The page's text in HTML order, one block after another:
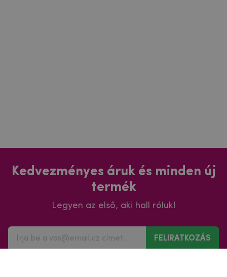
Kedvezményes áruk és minden új
termék
Legyen az első, aki hall róluk!
FELIRATKOZÁS